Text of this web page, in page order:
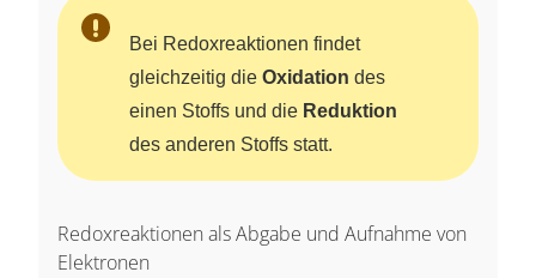
Bei Redoxreaktionen findet
gleichzeitig die Oxidation des
einen Stoffs und die Reduktion
des anderen Stoffs statt.
Redoxreaktionen als Abgabe und Aufnahme von
Elektronen